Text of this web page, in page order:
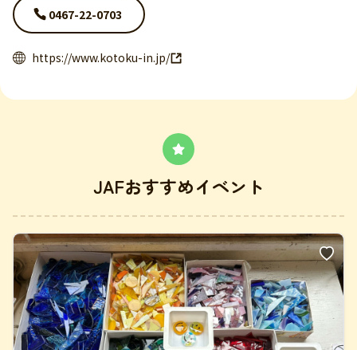
0467-22-0703
https://www.kotoku-in.jp/
JAFおすすめイベント